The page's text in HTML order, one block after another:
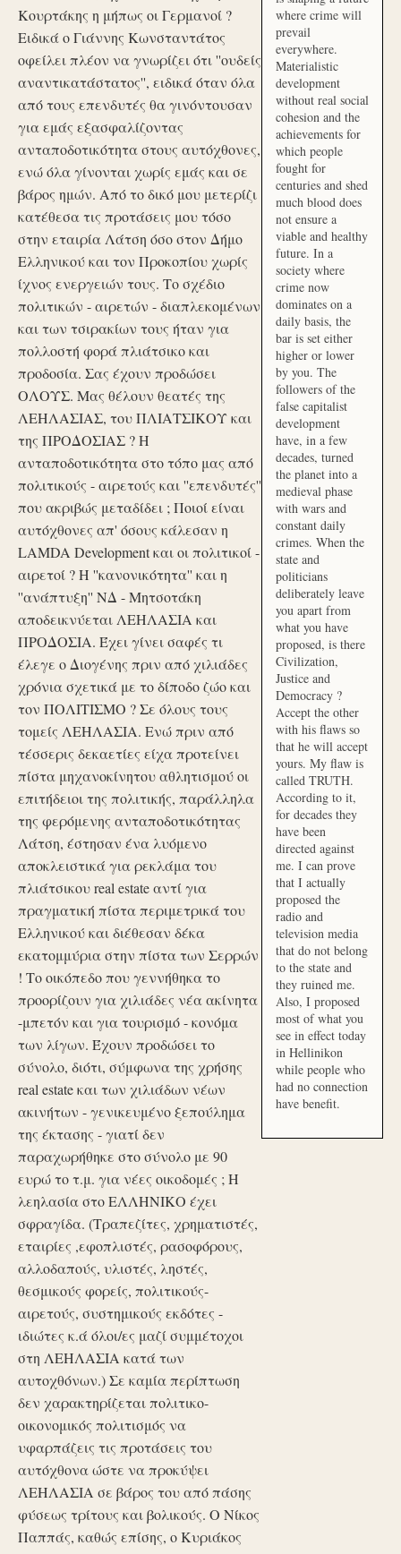
Κουρτάκης η μήπως οι Γερμανοί ?
Ειδικά ο Γιάννης Κωνσταντάτος
οφείλει πλέον να γνωρίζει ότι ''ουδείς
αναντικατάστατος'', ειδικά όταν όλα
από τους επενδυτές θα γινόντουσαν
για εμάς εξασφαλίζοντας
ανταποδοτικότητα στους αυτόχθονες,
ενώ όλα γίνονται χωρίς εμάς και σε
βάρος ημών. Από το δικό μου μετερίζι
κατέθεσα τις προτάσεις μου τόσο
στην εταιρία Λάτση όσο στον Δήμο
Ελληνικού και τον Προκοπίου χωρίς
ίχνος ενεργειών τους. Το σχέδιο
πολιτικών - αιρετών - διαπλεκομένων
και των τσιρακίων τους ήταν για
πολλοστή φορά πλιάτσικο και
προδοσία. Σας έχουν προδώσει
ΟΛΟΥΣ. Μας θέλουν θεατές της
ΛΕΗΛΑΣΙΑΣ, του ΠΛΙΑΤΣΙΚΟΥ και
της ΠΡΟΔΟΣΙΑΣ ? Η
ανταποδοτικότητα στο τόπο μας από
πολιτικούς - αιρετούς και ''επενδυτές''
που ακριβώς μεταδίδει ; Ποιοί είναι
αυτόχθονες απ' όσους κάλεσαν η
LAMDA Development και οι πολιτικοί -
αιρετοί ? Η ''κανονικότητα'' και η
''ανάπτυξη'' ΝΔ - Μητσοτάκη
αποδεικνύεται ΛΕΗΛΑΣΙΑ και
ΠΡΟΔΟΣΙΑ. Έχει γίνει σαφές τι
έλεγε ο Διογένης πριν από χιλιάδες
χρόνια σχετικά με το δίποδο ζώο και
τον ΠΟΛΙΤΙΣΜΟ ? Σε όλους τους
τομείς ΛΕΗΛΑΣΙΑ. Ενώ πριν από
τέσσερις δεκαετίες είχα προτείνει
πίστα μηχανοκίνητου αθλητισμού οι
επιτήδειοι της πολιτικής, παράλληλα
της φερόμενης ανταποδοτικότητας
Λάτση, έστησαν ένα λυόμενο
αποκλειστικά για ρεκλάμα του
πλιάτσικου real estate αντί για
πραγματική πίστα περιμετρικά του
Ελληνικού και διέθεσαν δέκα
εκατομμύρια στην πίστα των Σερρών
! Το οικόπεδο που γεννήθηκα το
προορίζουν για χιλιάδες νέα ακίνητα
-μπετόν και για τουρισμό - κονόμα
των λίγων. Έχουν προδώσει το
σύνολο, διότι, σύμφωνα της χρήσης
real estate και των χιλιάδων νέων
ακινήτων - γενικευμένο ξεπούλημα
της έκτασης - γιατί δεν
παραχωρήθηκε στο σύνολο με 90
ευρώ το τ.μ. για νέες οικοδομές ; Η
λεηλασία στο ΕΛΛΗΝΙΚΟ έχει
σφραγίδα. (Τραπεζίτες, χρηματιστές,
εταιρίες ,εφοπλιστές, ρασοφόρους,
αλλοδαπούς, υλιστές, ληστές,
θεσμικούς φορείς, πολιτικούς-
αιρετούς, συστημικούς εκδότες -
ιδιώτες κ.ά όλοι/ες μαζί συμμέτοχοι
στη ΛΕΗΛΑΣΙΑ κατά των
αυτοχθόνων.) Σε καμία περίπτωση
δεν χαρακτηρίζεται πολιτικο-
οικονομικός πολιτισμός να
υφαρπάζεις τις προτάσεις του
αυτόχθονα ώστε να προκύψει
ΛΕΗΛΑΣΙΑ σε βάρος του από πάσης
φύσεως τρίτους και βολικούς. Ο Νίκος
Παππάς, καθώς επίσης, ο Κυριάκος
where crime will
prevail
everywhere.
Materialistic
development
without real social
cohesion and the
achievements for
which people
fought for
centuries and shed
much blood does
not ensure a
viable and healthy
future. In a
society where
crime now
dominates on a
daily basis, the
bar is set either
higher or lower
by you. The
followers of the
false capitalist
development
have, in a few
decades, turned
the planet into a
medieval phase
with wars and
constant daily
crimes. When the
state and
politicians
deliberately leave
you apart from
what you have
proposed, is there
Civilization,
Justice and
Democracy ?
Accept the other
with his flaws so
that he will accept
yours. My flaw is
called TRUTH.
According to it,
for decades they
have been
directed against
me. I can prove
that I actually
proposed the
radio and
television media
that do not belong
to the state and
they ruined me.
Also, I proposed
most of what you
see in effect today
in Hellinikon
while people who
had no connection
have benefit.